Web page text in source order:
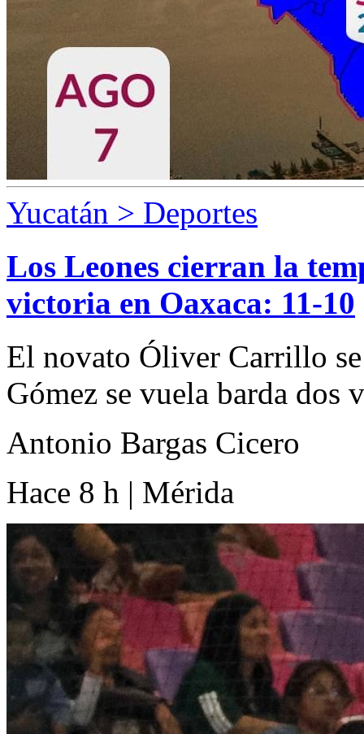
Yucatán > Deportes
Los Leones cierran la
victoria en Oaxaca: 11-10
El novato Óliver Carrillo
Gómez se vuela barda dos
Antonio Bargas Cicero
Hace 8 h | Mérida